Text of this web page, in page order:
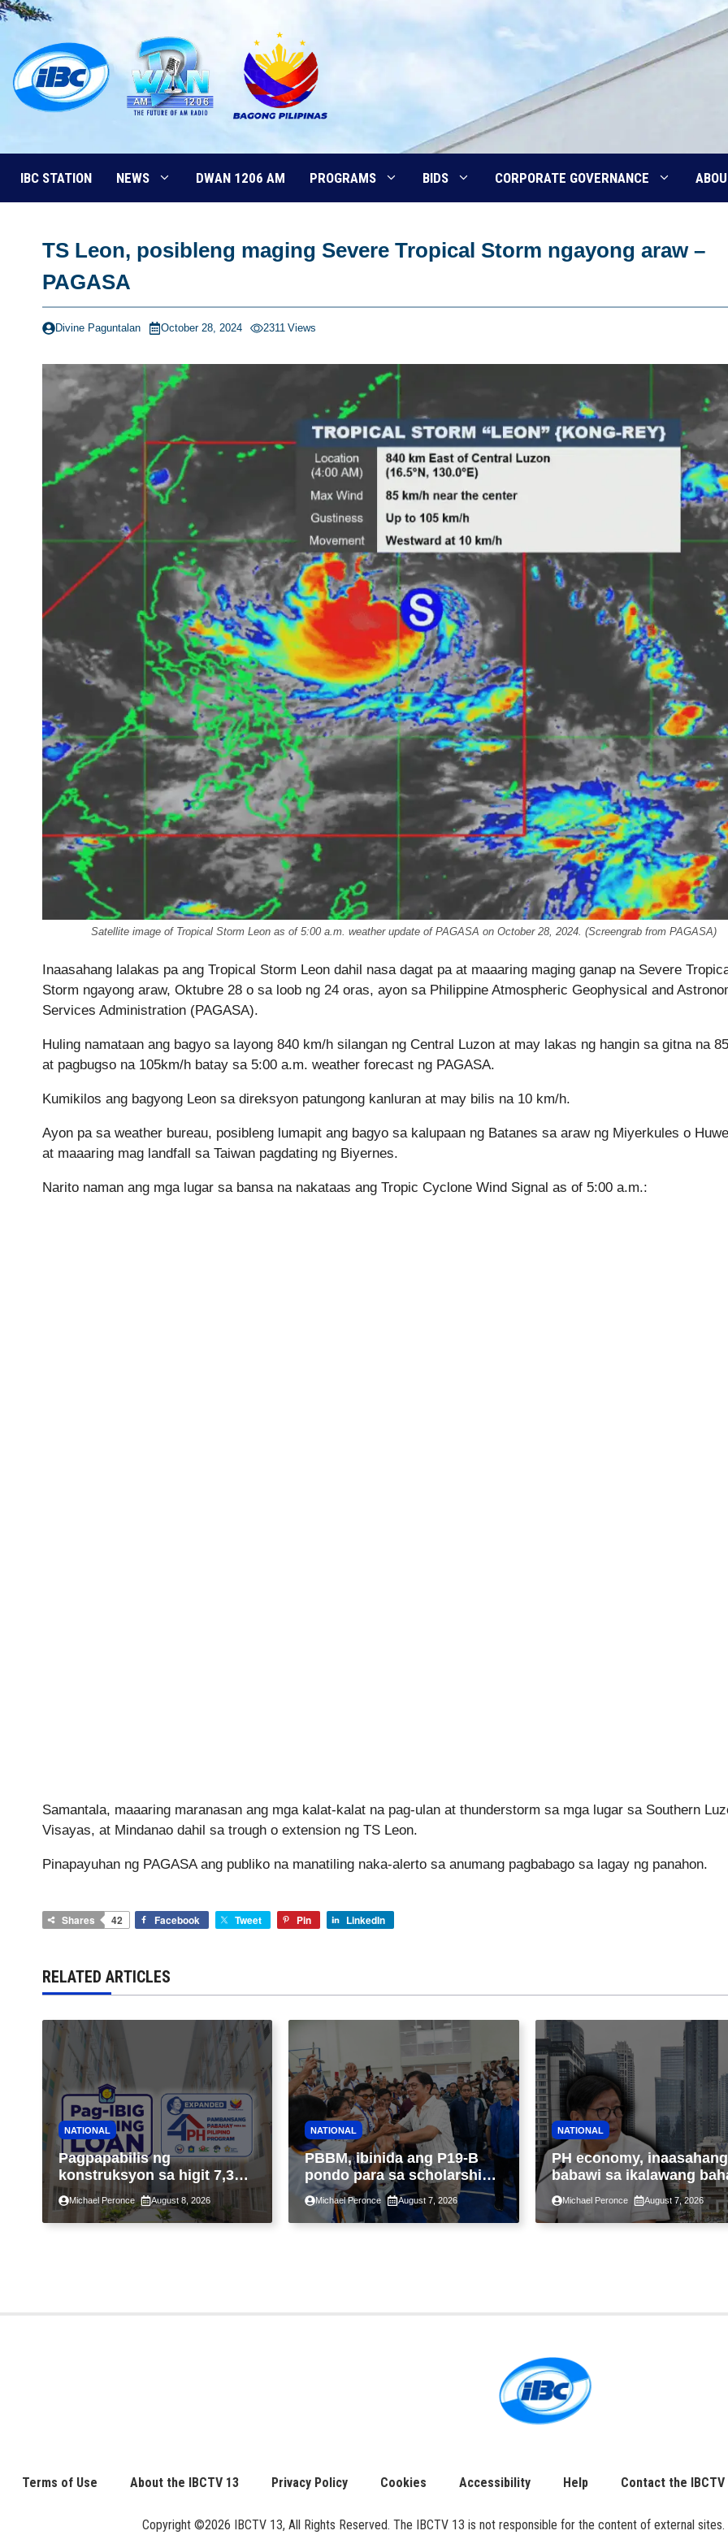
Skip
content
IBC STATION NEWS DWAN 1206 AM PROGRAMS BIDS CORPORATE GOVERNANCE
TS Leon, posibleng maging Severe Tropical Storm ngayong araw –
PAGASA
Divine Paguntalan October 28, 2024 2311 Views
Satellite image of Tropical Storm Leon as of 5:00 a.m. weather update of PAGASA on October 28, 2024. (Screengrab from PAGASA)
Inaasahang lalakas pa ang Tropical Storm Leon dahil nasa dagat pa at maaaring maging ganap na Severe
Storm ngayong araw, Oktubre 28 o sa loob ng 24 oras, ayon sa Philippine Atmospheric Geophysical and
Services Administration (PAGASA).
Huling namataan ang bagyo sa layong 840 km/h silangan ng Central Luzon at may lakas ng hangin sa gitna na
at pagbugso na 105km/h batay sa 5:00 a.m. weather forecast ng PAGASA.
Kumikilos ang bagyong Leon sa direksyon patungong kanluran at may bilis na 10 km/h.
Ayon pa sa weather bureau, posibleng lumapit ang bagyo sa kalupaan ng Batanes sa araw ng Miyerkules o
at maaaring mag landfall sa Taiwan pagdating ng Biyernes.
Narito naman ang mga lugar sa bansa na nakataas ang Tropic Cyclone Wind Signal as of 5:00 a.m.:
Samantala, maaaring maranasan ang mga kalat-kalat na pag-ulan at thunderstorm sa mga lugar sa Southern
Visayas, at Mindanao dahil sa trough o extension ng TS Leon.
Pinapayuhan ng PAGASA ang publiko na manatiling naka-alerto sa anumang pagbabago sa lagay ng panahon.
Shares 42 Facebook Tweet Pin LinkedIn
RELATED ARTICLES
NATIONAL
Pagpapabilis ng
konstruksyon sa higit 7,300
kabahayan sa ilalim ng
Expanded 4PH, posible na
sa pagtutulungan ng Pag-
Michael Peronce August 8, 2026
NATIONAL
PBBM, ibinida ang P19-B
pondo para sa scholarship
ngayong taon, pinakamalaki
sa kasaysayan ng TESDA
Michael Peronce August 7, 2026
NATIONAL
PH economy, inaasahang
babawi sa ikalawang
ng taon kasunod ng 2.3%
GDP dulot ng Middle
war, pagkaantala ng
Michael Peronce August 7, 2026
Terms of Use About the IBCTV 13 Privacy Policy Cookies Accessibility Help Contact the IBCTV
Copyright ©2026 IBCTV 13, All Rights Reserved. The IBCTV 13 is not responsible for the content of external